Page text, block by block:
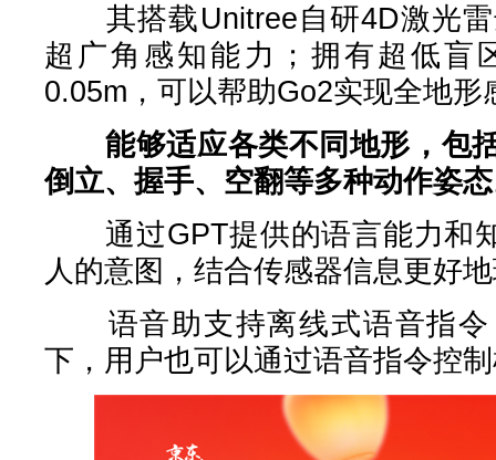
其搭载Unitree自研4D激光雷
超广角感知能力；拥有超低盲
0.05m，可以帮助Go2实现全地形
能够适应各类不同地形，包
倒立、握手、空翻等多种动作姿
通过GPT提供的语言能力和
人的意图，结合传感器信息更好
语音助支持离线式语音指令
下，用户也可以通过语音指令控